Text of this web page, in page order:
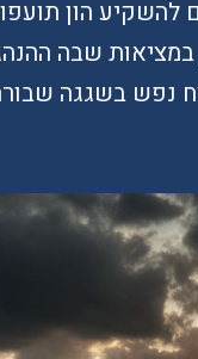
להשקיע הון
שבה
נפש בשגגה